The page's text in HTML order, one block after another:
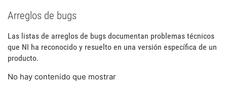
Arreglos de bugs
Las listas de arreglos de bugs documentan problemas técnicos
que NI ha reconocido y resuelto en una versión específica de un
producto.
No hay contenido que mostrar